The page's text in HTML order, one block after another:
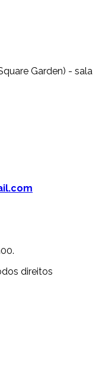
Garden) - sala
direitos